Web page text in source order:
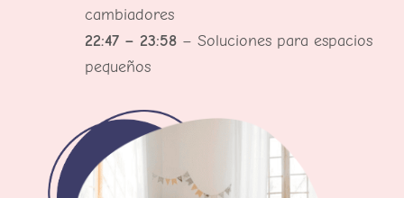
cambiadores
22:47 – 23:58 – Soluciones para espacios
pequeños